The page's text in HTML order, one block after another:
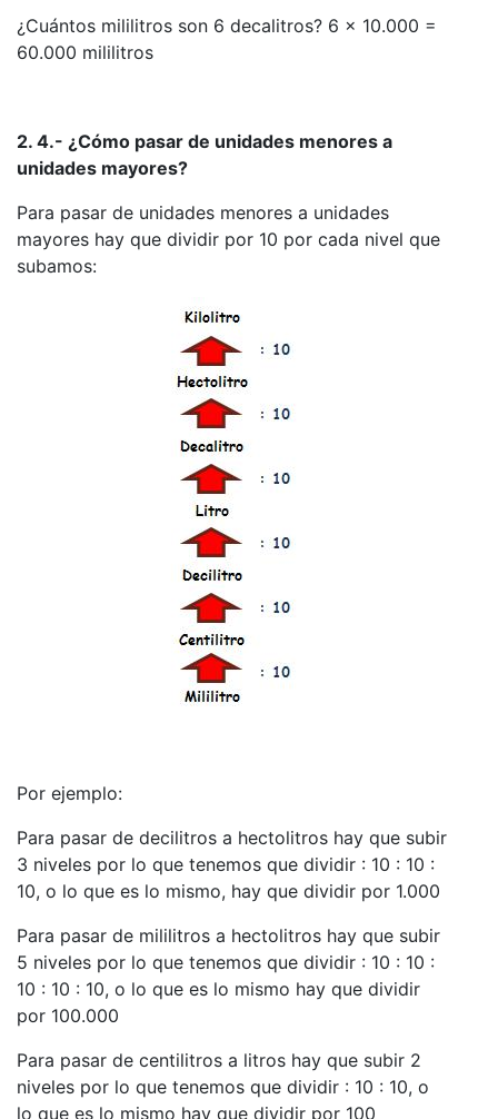
¿Cuántos mililitros son 6 decalitros? 6 x 10.000 =
60.000 mililitros
2. 4.- ¿Cómo pasar de unidades menores a
unidades mayores?
Para pasar de unidades menores a unidades
mayores hay que dividir por 10 por cada nivel que
subamos:
Por ejemplo:
Para pasar de decilitros a hectolitros hay que subir
3 niveles por lo que tenemos que dividir : 10 : 10 :
10, o lo que es lo mismo, hay que dividir por 1.000
Para pasar de mililitros a hectolitros hay que subir
5 niveles por lo que tenemos que dividir : 10 : 10 :
10 : 10 : 10, o lo que es lo mismo hay que dividir
por 100.000
Para pasar de centilitros a litros hay que subir 2
niveles por lo que tenemos que dividir : 10 : 10, o
lo que es lo mismo hay que dividir por 100